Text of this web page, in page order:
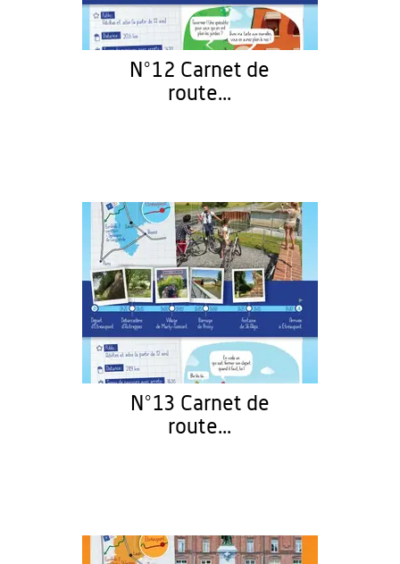
N°12 Carnet de
route...
N°13 Carnet de
route...